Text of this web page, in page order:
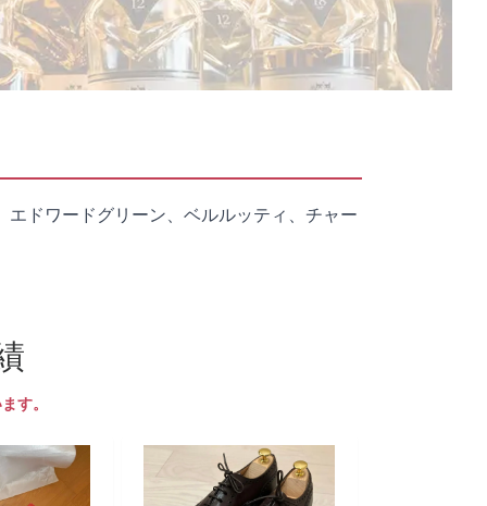
ドワードグリーン、ベルルッティ、チャー
す。